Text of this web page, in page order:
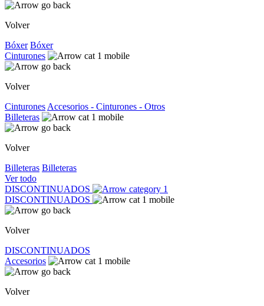
Volver
Bóxer Bóxer
Cinturones
Volver
Cinturones Accesorios - Cinturones - Otros
Billeteras
Volver
Billeteras Billeteras
Ver todo
DISCONTINUADOS
DISCONTINUADOS
Volver
DISCONTINUADOS
Accesorios
Volver